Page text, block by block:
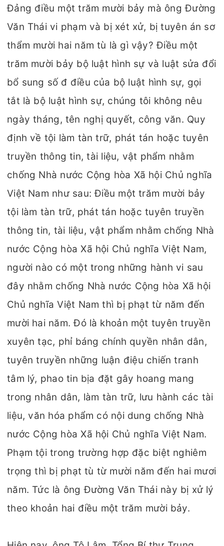
Đảng điều một trăm mười bảy mà ông Đường
Văn Thái vi phạm và bị xét xử, bị tuyên án sơ
thẩm mười hai năm tù là gì vậy? Điều một
trăm mười bảy bộ luật hình sự và luật sửa đổi
bổ sung số đ điều của bộ luật hình sự, gọi
tắt là bộ luật hình sự, chúng tôi không nêu
ngày tháng, tên nghị quyết, công văn. Quy
định về tội làm tàn trữ, phát tán hoặc tuyên
truyền thông tin, tài liệu, vật phẩm nhằm
chống Nhà nước Cộng hòa Xã hội Chủ nghĩa
Việt Nam như sau: Điều một trăm mười bảy
tội làm tàn trữ, phát tán hoặc tuyên truyền
thông tin, tài liệu, vật phẩm nhằm chống Nhà
nước Cộng hòa Xã hội Chủ nghĩa Việt Nam,
người nào có một trong những hành vi sau
đây nhằm chống Nhà nước Cộng hòa Xã hội
Chủ nghĩa Việt Nam thì bị phạt từ năm đến
mười hai năm. Đó là khoản một tuyên truyền
xuyên tạc, phỉ báng chính quyền nhân dân,
tuyên truyền những luận điệu chiến tranh
tâm lý, phao tin bịa đặt gây hoang mang
trong nhân dân, làm tàn trữ, lưu hành các tài
liệu, văn hóa phẩm có nội dung chống Nhà
nước Cộng hòa Xã hội Chủ nghĩa Việt Nam.
Phạm tội trong trường hợp đặc biệt nghiêm
trọng thì bị phạt tù từ mười năm đến hai mươi
năm. Tức là ông Đường Văn Thái này bị xử lý
theo khoản hai điều một trăm mười bảy.